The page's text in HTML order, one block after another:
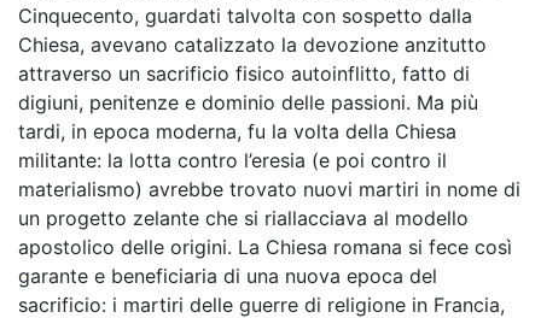
Cinquecento, guardati talvolta con sospetto dalla
Chiesa, avevano catalizzato la devozione anzitutto
attraverso un sacrificio fisico autoinflitto, fatto di
digiuni, penitenze e dominio delle passioni. Ma più
tardi, in epoca moderna, fu la volta della Chiesa
militante: la lotta contro l’eresia (e poi contro il
materialismo) avrebbe trovato nuovi martiri in nome di
un progetto zelante che si riallacciava al modello
apostolico delle origini. La Chiesa romana si fece così
garante e beneficiaria di una nuova epoca del
sacrificio: i martiri delle guerre di religione in Francia,